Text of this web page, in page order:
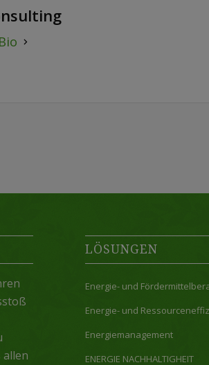
LÖSUNGEN
Energie- und
Energie- und
Energiemanagement
ENERGIE NACHHALTIGHEIT